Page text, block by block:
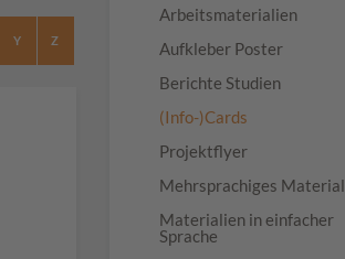
Y Z
Arbeitsmaterialien
Aufkleber Poster
Berichte Studien
(Info-)Cards
Projektflyer
Mehrsprachiges Material
Materialien in einfacher
Sprache